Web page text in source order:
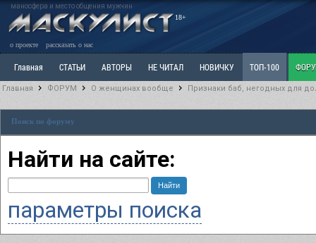
маносфера и место общения мужчин
18+
о проекте рассказать о нас
Главная СТАТЬИ АВТОРЫ НЕ ЧИТАЛ НОВИЧКУ ТОП-100
Ветка: Расстаюсь или Развожусь. САНЧАС Ветка: Наболевшее. Выскажись!
РАЗДЕЛ: Разное
Главная ФОРУМ О женщинах вообще Признаки баб, негодных для
Поиск по форуму
Найти на сайте:
параметры поиска